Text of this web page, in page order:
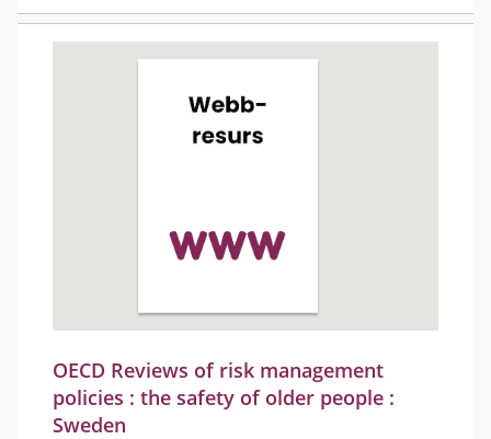
OECD Reviews of risk management
policies : the safety of older people :
Sweden